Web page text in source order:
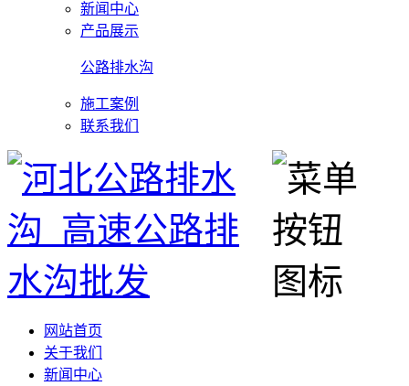
新闻中心
产品展示
公路排水沟
施工案例
联系我们
网站首页
关于我们
新闻中心